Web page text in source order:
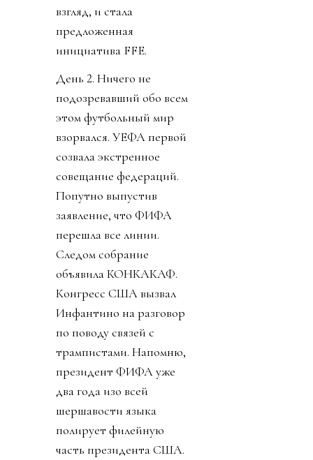
взгляд, и стала
предложенная
инициатива FFE.
День 2. Ничего не
подозревавший обо всем
этом футбольный мир
взорвался. УЕФА первой
созвала экстренное
совещание федераций.
Попутно выпустив
заявление, что ФИФА
перешла все линии.
Следом собрание
объявила КОНКАКАФ.
Конгресс США вызвал
Инфантино на разговор
по поводу связей с
трампистами. Напомню,
президент ФИФА уже
два года изо всей
шершавости языка
полирует филейную
часть президента США.